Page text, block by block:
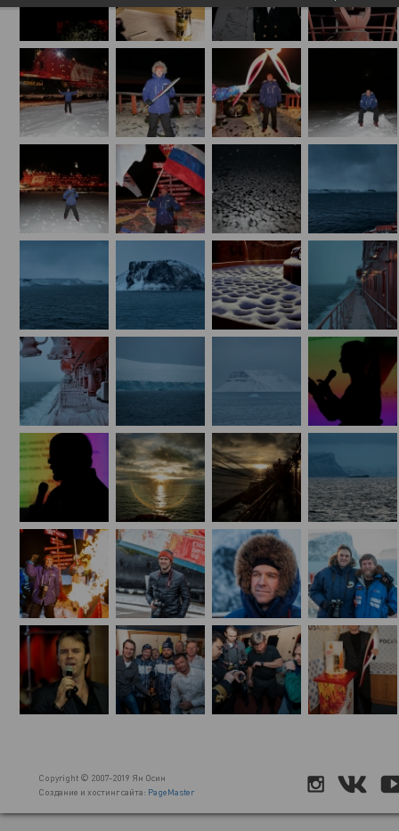
Copyright © 2007-2019 Ян Осин
Создание и хостинг сайта: PageMaster